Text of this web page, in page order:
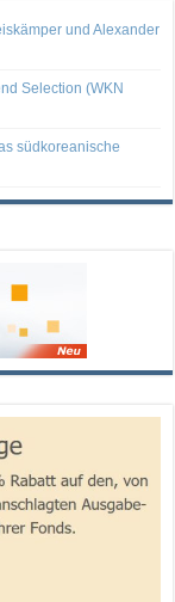
und Alexander
Selection (WKN
südkoreanische